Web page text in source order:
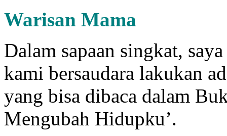
Warisan Mama
Dalam sapaan singkat,
kami bersaudara lakukan
yang bisa dibaca dalam
Mengubah Hidupku’.